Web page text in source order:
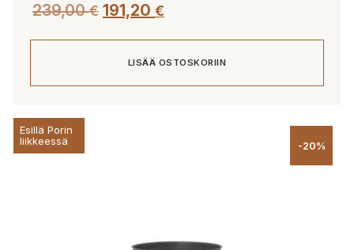
239,00€ 191,20 €
LISÄÄ OSTOSKORIIN
Esillä Porin
liikkeessä
-20%